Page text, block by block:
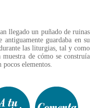
llegado un puñado de ruinas
guardaba en su
las liturgias, tal y como
de cómo se construía
pocos elementos.